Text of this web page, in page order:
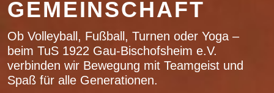
GEMEINSCHAFT
Ob Volleyball, Fußball, Turnen oder Yoga –
beim TuS 1922 Gau-Bischofsheim e.V.
verbinden wir Bewegung mit Teamgeist und
Spaß für alle Generationen.